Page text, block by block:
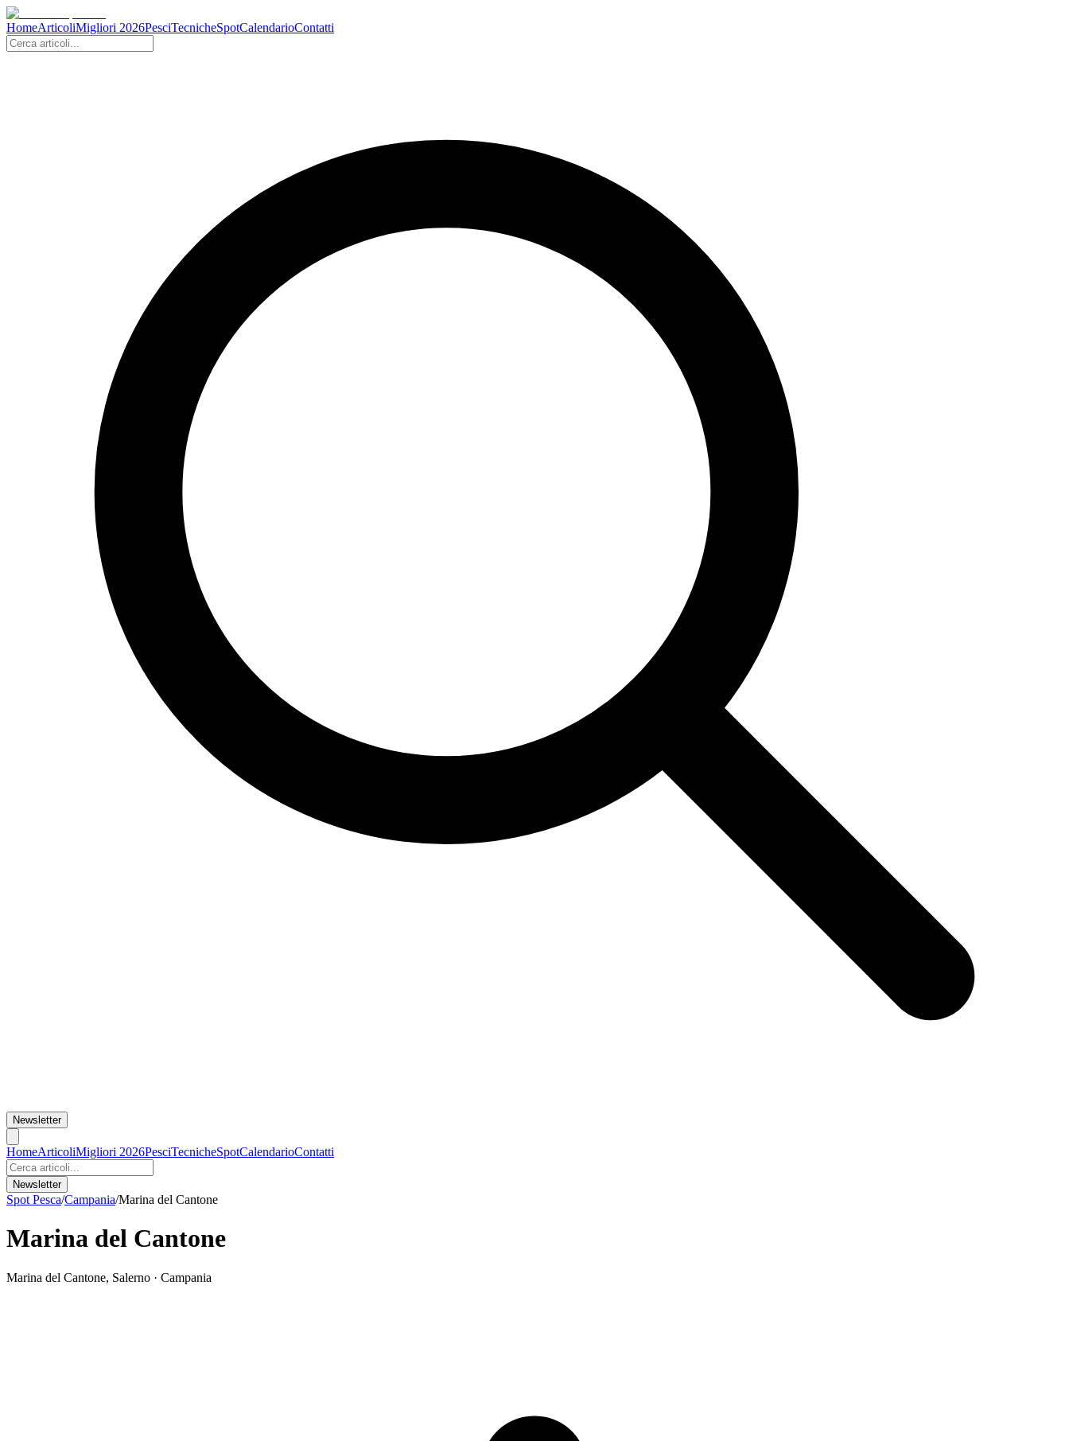
HomeArticoliMigliori 2026PesciTecnicheSpotCalendarioContatti
Newsletter
HomeArticoliMigliori 2026PesciTecnicheSpotCalendarioContatti
Newsletter
Spot Pesca/Campania/Marina del Cantone
Marina del Cantone
Marina del Cantone, Salerno · Campania